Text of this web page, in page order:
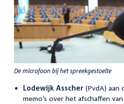
De microfoon bij het spreekgestoelte
Lodewijk Asscher(PvdA) aan
memo’s over het afschaffen